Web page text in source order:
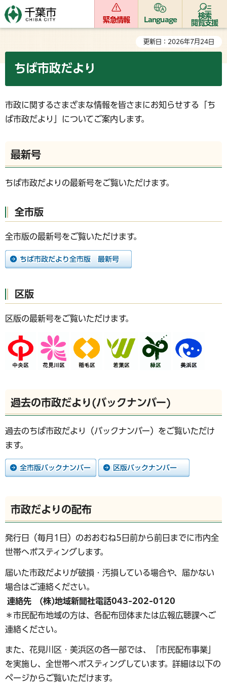
緊急情報 Language
検索
閲覧支援
更新日：2026年7月24日
ちば市政だより
市政に関するさまざまな情報を皆さまにお知らせする「ち
ば市政だより」についてご案内します。
最新号
ちば市政だよりの最新号をご覧いただけます。
全市版
全市版の最新号をご覧いただけます。
区版
区版の最新号をご覧いただけます。
過去の市政だより(バックナンバー)
過去のちば市政だより（バックナンバー）をご覧いただけ
ます。
市政だよりの配布
発行日（毎月1日）のおおむね5日前から前日までに市内全
世帯へポスティングします。
届いた市政だよりが破損・汚損している場合や、届かない
場合はご連絡ください。
連絡先 (株)地域新聞社電話043-202-0120
＊市民配布地域の方は、各配布団体または広報広聴課へご
連絡ください。
また、花見川区・美浜区の各一部では、「市民配布事業」
を実施し、全世帯へポスティングしています。詳細は以下の
ページからご覧いただけます。